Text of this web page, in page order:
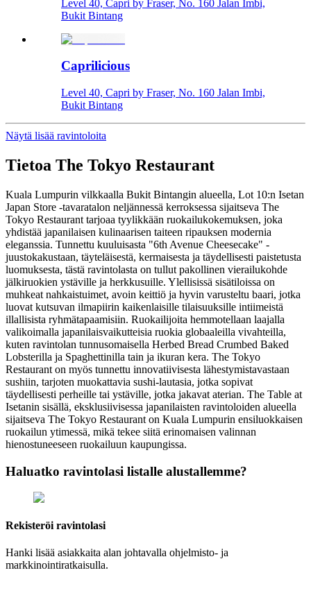
Level 40, Capri by Fraser, No. 160 Jalan Imbi,
Bukit Bintang
Caprilicious
Level 40, Capri by Fraser, No. 160 Jalan Imbi,
Bukit Bintang
Näytä lisää ravintoloita
Tietoa The Tokyo Restaurant
Kuala Lumpurin vilkkaalla Bukit Bintangin alueella, Lot 10:n Isetan
Japan Store -tavaratalon neljännessä kerroksessa sijaitseva The
Tokyo Restaurant tarjoaa tyylikkään ruokailukokemuksen, joka
yhdistää japanilaisen kulinaarisen taiteen ripauksen modernia
eleganssia. Tunnettu kuuluisasta "6th Avenue Cheesecake" -
juustokakustaan, täyteläisestä, kermaisesta ja täydellisesti paistetusta
luomuksesta, tästä ravintolasta on tullut pakollinen vierailukohde
jälkiruokien ystäville ja herkkusuille. Ylellisissä sisätiloissa on
muhkeat nahkaistuimet, avoin keittiö ja hyvin varusteltu baari, jotka
luovat kutsuvan ilmapiirin kaikenlaisille tilaisuuksille intiimeistä
illallisista ryhmätapaamisiin. Ruokailijoita hemmotellaan laajalla
valikoimalla japanilaisvaikutteisia ruokia globaaleilla vivahteilla,
kuten ravintolan tunnusomaisella Herbed Bread Crumbed Baked
Lobsterilla ja Spaghettinilla tain ja ikuran kera. The Tokyo
Restaurant on myös tunnettu innovatiivisesta lähestymistavastaan
sushiin, tarjoten muokattavia sushi-lautasia, jotka sopivat
täydellisesti perheille tai ystäville, jotka jakavat aterian. The Table at
Isetanin sisällä, eksklusiivisessa japanilaisten ravintoloiden alueella
sijaitseva The Tokyo Restaurant on Kuala Lumpurin ensiluokkaisen
ruokailun ytimessä, mikä tekee siitä erinomaisen valinnan
hienostuneeseen ruokailuun kaupungissa.
Haluatko ravintolasi listalle alustallemme?
Rekisteröi ravintolasi
Hanki lisää asiakkaita alan johtavalla ohjelmisto- ja
markkinointiratkaisulla.